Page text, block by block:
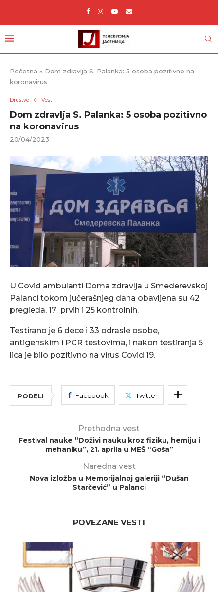
Početna » Dom zdravlja S. Palanka: 5 osoba pozitivno na
koronavirus
Društvo Vesti
Dom zdravlja S. Palanka: 5 osoba pozitivno
na koronavirus
20/04/2023
U Covid ambulanti Doma zdravlja u Smederevskoj
Palanci tokom jučerašnjeg dana obavljena su 42
pregleda, 17 prvih i 25 kontrolnih.
Testirano je 6 dece i 33 odrasle osobe,
antigenskim i PCR testovima, i nakon testiranja 5
lica je bilo pozitivno na virus Covid 19.
PODELI Facebook Twitter
Prethodna vest
Festival nauke “Doživi nauku kroz fiziku, hemiju i
mehaniku”, 21. aprila u MEŠ “Goša”
Naredna vest
Nova izložba u Memorijalnoj galeriji “Dušan
Starčević” u Palanci
POVEZANE VESTI